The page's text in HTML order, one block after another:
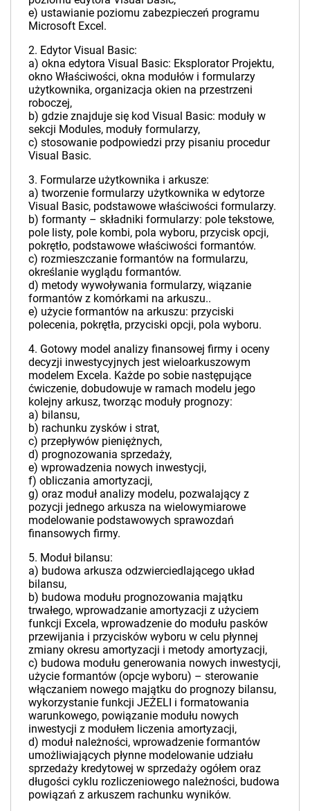
e) ustawianie poziomu zabezpieczeń programu
Microsoft Excel.
2. Edytor Visual Basic:
a) okna edytora Visual Basic: Eksplorator Projektu,
okno Właściwości, okna modułów i formularzy
użytkownika, organizacja okien na przestrzeni
roboczej,
b) gdzie znajduje się kod Visual Basic: moduły w
sekcji Modules, moduły formularzy,
c) stosowanie podpowiedzi przy pisaniu procedur
Visual Basic.
3. Formularze użytkownika i arkusze:
a) tworzenie formularzy użytkownika w edytorze
Visual Basic, podstawowe właściwości formularzy.
b) formanty – składniki formularzy: pole tekstowe,
pole listy, pole kombi, pola wyboru, przycisk opcji,
pokrętło, podstawowe właściwości formantów.
c) rozmieszczanie formantów na formularzu,
określanie wyglądu formantów.
d) metody wywoływania formularzy, wiązanie
formantów z komórkami na arkuszu..
e) użycie formantów na arkuszu: przyciski
polecenia, pokrętła, przyciski opcji, pola wyboru.
4. Gotowy model analizy finansowej firmy i oceny
decyzji inwestycyjnych jest wieloarkuszowym
modelem Excela. Każde po sobie następujące
ćwiczenie, dobudowuje w ramach modelu jego
kolejny arkusz, tworząc moduły prognozy:
a) bilansu,
b) rachunku zysków i strat,
c) przepływów pieniężnych,
d) prognozowania sprzedaży,
e) wprowadzenia nowych inwestycji,
f) obliczania amortyzacji,
g) oraz moduł analizy modelu, pozwalający z
pozycji jednego arkusza na wielowymiarowe
modelowanie podstawowych sprawozdań
finansowych firmy.
5. Moduł bilansu:
a) budowa arkusza odzwierciedlającego układ
bilansu,
b) budowa modułu prognozowania majątku
trwałego, wprowadzanie amortyzacji z użyciem
funkcji Excela, wprowadzenie do modułu pasków
przewijania i przycisków wyboru w celu płynnej
zmiany okresu amortyzacji i metody amortyzacji,
c) budowa modułu generowania nowych inwestycji,
użycie formantów (opcje wyboru) – sterowanie
włączaniem nowego majątku do prognozy bilansu,
wykorzystanie funkcji JEŻELI i formatowania
warunkowego, powiązanie modułu nowych
inwestycji z modułem liczenia amortyzacji,
d) moduł należności, wprowadzenie formantów
umożliwiających płynne modelowanie udziału
sprzedaży kredytowej w sprzedaży ogółem oraz
długości cyklu rozliczeniowego należności, budowa
powiązań z arkuszem rachunku wyników.